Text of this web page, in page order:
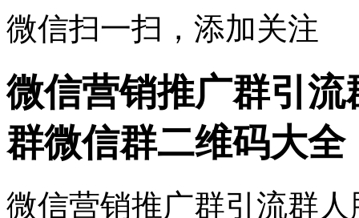
微信扫一扫，添加关注
微信营销推广群引
群微信群二维码大全
微信营销推广群引流群